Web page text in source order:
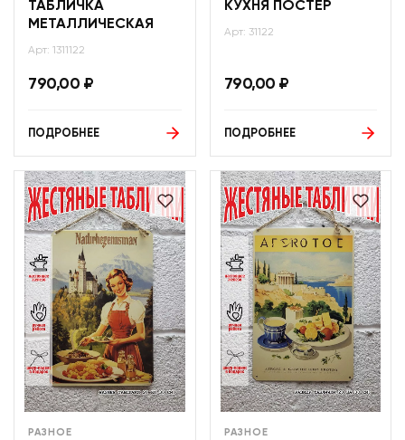
ТАБЛИЧКА
МЕТАЛЛИЧЕСКАЯ
Арт: 1311122
790,00 ₽
ПОДРОБНЕЕ
КУХНЯ ПОСТЕР
Арт: 31122
790,00 ₽
ПОДРОБНЕЕ
РАЗНОЕ РАЗНОЕ